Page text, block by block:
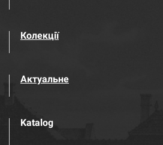
Колекції
Актуальне
Katalog